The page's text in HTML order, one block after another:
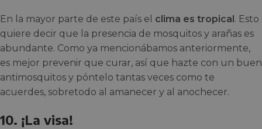
En la mayor parte de este país el clima es tropical . Esto
quiere decir que la presencia de mosquitos y arañas es
abundante. Como ya mencionábamos anteriormente,
es mejor prevenir que curar, así que hazte con un buen
antimosquitos y póntelo tantas veces como te
acuerdes, sobretodo al amanecer y al anochecer.
10. ¡La visa!